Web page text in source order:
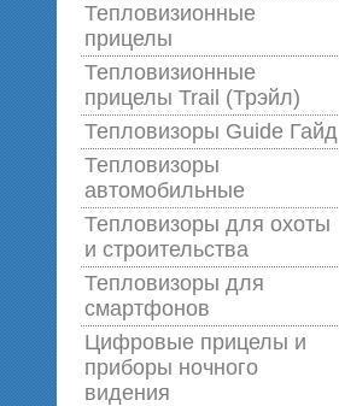
Тепловизионные
прицелы
Тепловизионные
прицелы Trail (Трэйл)
Тепловизоры Guide Гайд
Тепловизоры
автомобильные
Тепловизоры для охоты
и строительства
Тепловизоры для
смартфонов
Цифровые прицелы и
приборы ночного
видения